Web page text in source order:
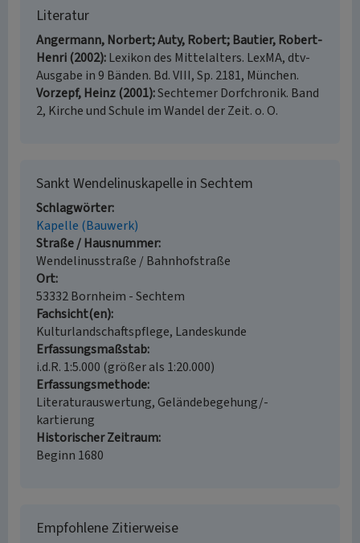
Literatur
Angermann, Norbert; Auty, Robert; Bautier, Robert-
Henri (2002) Lexikon des Mittelalters. LexMA, dtv-
Ausgabe in 9 Bänden. Bd. VIII, Sp. 2181, München.
Vorzepf, Heinz (2001) Sechtemer Dorfchronik. Band
2, Kirche und Schule im Wandel der Zeit. o. O.
Sankt Wendelinuskapelle in Sechtem
Schlagwörter
Kapelle (Bauwerk)
Straße / Hausnummer
Wendelinusstraße / Bahnhofstraße
Ort
53332 Bornheim - Sechtem
Fachsicht(en)
Kulturlandschaftspflege, Landeskunde
Erfassungsmaßstab
i.d.R. 1:5.000 (größer als 1:20.000)
Erfassungsmethode
Literaturauswertung, Geländebegehung/-
kartierung
Historischer Zeitraum
Beginn 1680
Empfohlene Zitierweise